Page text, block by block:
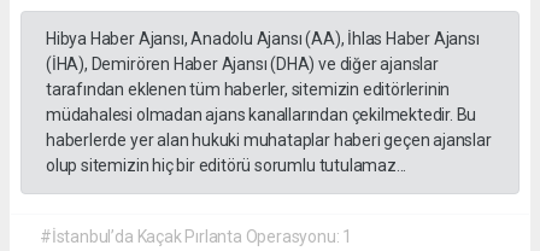
Hibya Haber Ajansı, Anadolu Ajansı (AA), İhlas Haber Ajansı
(İHA), Demirören Haber Ajansı (DHA) ve diğer ajanslar
tarafından eklenen tüm haberler, sitemizin editörlerinin
müdahalesi olmadan ajans kanallarından çekilmektedir. Bu
haberlerde yer alan hukuki muhataplar haberi geçen ajanslar
olup sitemizin hiç bir editörü sorumlu tutulamaz...
#İstanbul’da Kaçak Pırlanta Operasyonu: 1